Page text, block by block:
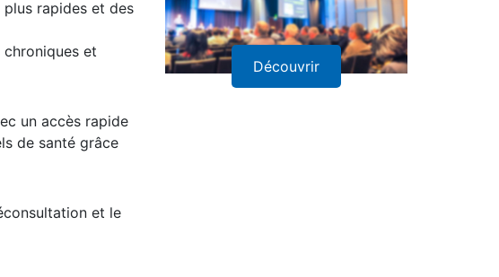
rapides et des
et
un accès rapide
de santé grâce
et le
Découvrir